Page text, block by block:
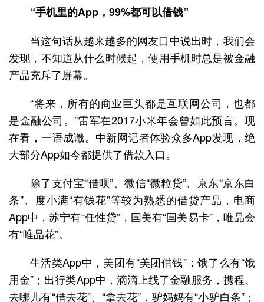
“手机里的App，99%都可以借钱”
当这句话从越来越多的网友口中说出时，我们会
发现，不知道从什么时候起，使用手机时总是被金融
产品充斥了屏幕。
“将来，所有的商业巨头都是互联网公司，也都
是金融公司。”雷军在2017小米年会曾如此预言。现
在看，一语成谶。中新网记者体验众多App发现，绝
大部分App如今都提供了借款入口。
除了支付宝“借呗”、微信“微粒贷”、京东“京东白
条”、度小满“有钱花”等较为熟悉的借贷产品，电商
App中，苏宁有“任性贷”，国美有“国美易卡”，唯品会
有“唯品花”。
生活类App中，美团有“美团借钱”；饿了么有“饿
用金”；出行类App中，滴滴上线了金融服务，携程、
去哪儿有“借去花”、“拿去花”，驴妈妈有“小驴白条”；